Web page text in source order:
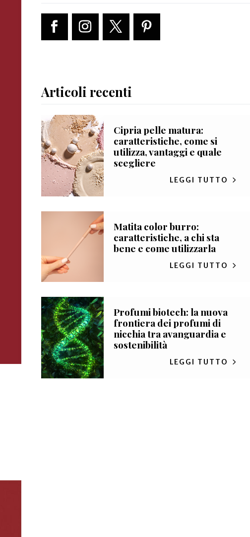
Articoli recenti
Cipria pelle matura:
caratteristiche, come si
utilizza, vantaggi e quale
scegliere
LEGGI TUTTO
Matita color burro:
caratteristiche, a chi sta
bene e come utilizzarla
LEGGI TUTTO
Profumi biotech: la nuova
frontiera dei profumi di
nicchia tra avanguardia e
sostenibilità
LEGGI TUTTO